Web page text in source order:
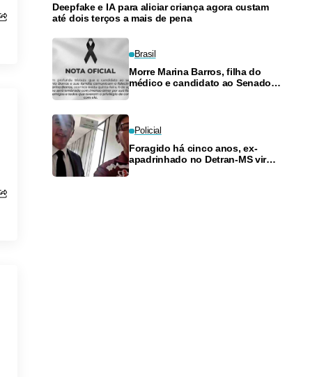
Deepfake e IA para aliciar criança agora custam
até dois terços a mais de pena
Brasil
Morre Marina Barros, filha do
médico e candidato ao Senado
Policial
Foragido há cinco anos, ex-
apadrinhado no Detran-MS vira